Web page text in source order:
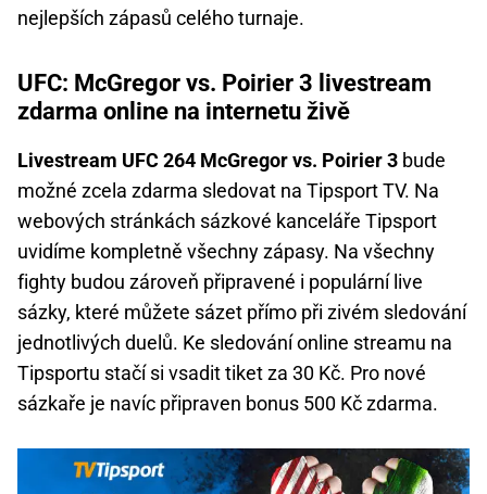
nejlepších zápasů celého turnaje.
UFC: McGregor vs. Poirier 3 livestream
zdarma online na internetu živě
Livestream UFC 264 McGregor vs. Poirier 3 bude
možné zcela zdarma sledovat na Tipsport TV. Na
webových stránkách sázkové kanceláře Tipsport
uvidíme kompletně všechny zápasy. Na všechny
fighty budou zároveň připravené i populární live
sázky, které můžete sázet přímo při zivém sledování
jednotlivých duelů. Ke sledování online streamu na
Tipsportu stačí si vsadit tiket za 30 Kč. Pro nové
sázkaře je navíc připraven bonus 500 Kč zdarma.